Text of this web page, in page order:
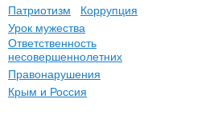
Патриотизм
Коррупция
Урок мужества
Ответственность
несовершеннолетних
Правонарушения
Крым и Россия